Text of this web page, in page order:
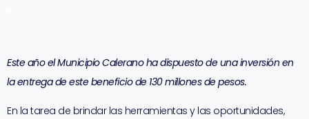
Este año el Municipio Calerano ha dispuesto de una inversión en
la entrega de este beneficio de 130 millones de pesos.
En la tarea de brindar las herramientas y las oportunidades,